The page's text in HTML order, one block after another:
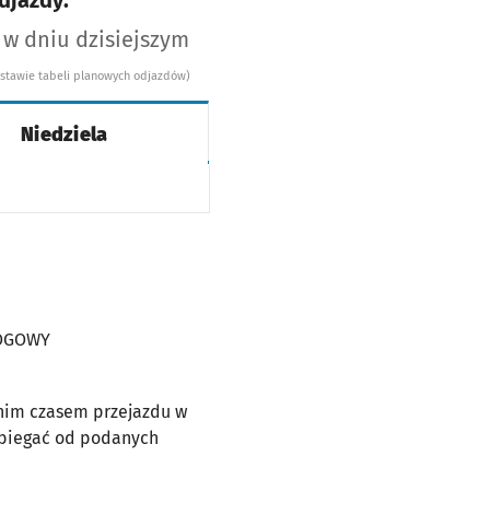
dniu dzisiejszym
tabeli planowych odjazdów)
Niedziela
czasem przejazdu w
od podanych